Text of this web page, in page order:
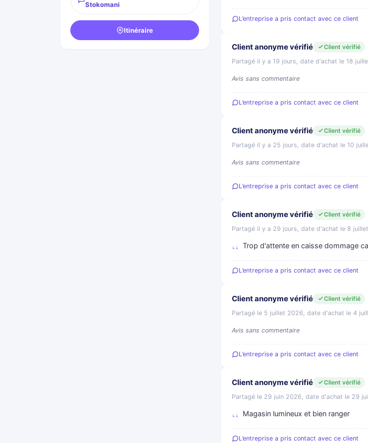
Stokomani
Itinéraire
L’entreprise a pris contact avec ce client
Client anonyme vérifié
Client vérifié
Partagé il y a 19 jours, date d'achat le 18
Avis sans commentaire
L’entreprise a pris contact avec ce client
Client anonyme vérifié
Client vérifié
Partagé il y a 25 jours, date d'achat le 10
Avis sans commentaire
L’entreprise a pris contact avec ce client
Client anonyme vérifié
Client vérifié
Partagé il y a 29 jours, date d'achat le 8 juillet
Trop d'attente en caisse dommage
L’entreprise a pris contact avec ce client
Client anonyme vérifié
Client vérifié
Partagé le 5 juillet 2026, date d'achat le 4
Avis sans commentaire
L’entreprise a pris contact avec ce client
Client anonyme vérifié
Client vérifié
Partagé le 29 juin 2026, date d'achat le 29
Magasin lumineux et bien ranger
L’entreprise a pris contact avec ce client